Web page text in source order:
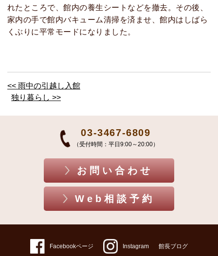
れたところで、館内の養生シートなどを撤去。その後、
家内の手で館内バキューム清掃を済ませ、館内はしばら
くぶりに平常モードになりました。
<< 雨中の引越し入館
独り暮らし >>
03-3467-6809
（受付時間：平日9:00～20:00）
お問い合わせ
Web相談予約
Facebookページ Instagram 館長ブログ